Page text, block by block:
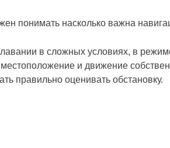
понимать насколько важна
в сложных условиях, в
и движение
правильно оценивать обстановку.